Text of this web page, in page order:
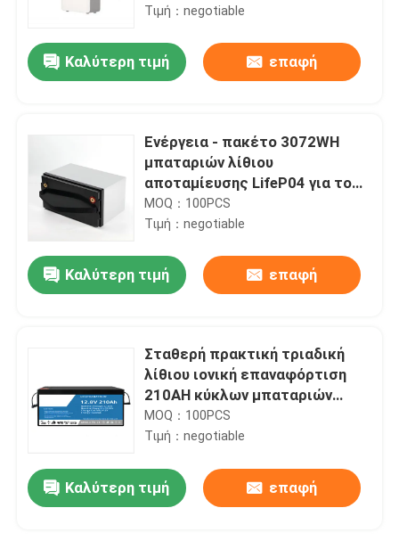
Προϊόντα
Βίντεο
Τιμή：negotiable
Καλύτερη τιμή επαφή
Ενέργεια - πακέτο 3072WH
μπαταριών λίθιου
αποταμίευσης LifeP04 για το
στήριγμα συστημάτων
εγχώριας αποθήκευσης
MOQ：100PCS
Τιμή：negotiable
Καλύτερη τιμή επαφή
Σταθερή πρακτική τριαδική
λίθιου ιονική επαναφόρτιση
210AH κύκλων μπαταριών
βαθιά
MOQ：100PCS
Τιμή：negotiable
Καλύτερη τιμή επαφή